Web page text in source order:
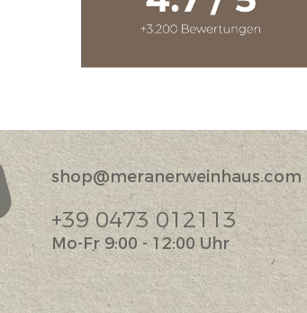
shop@meranerweinhaus.com
+39 0473 012113
Mo-Fr 9:00 - 12:00 Uhr